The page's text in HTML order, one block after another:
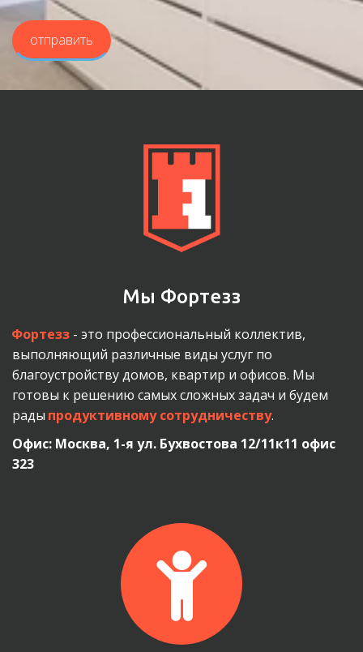
отправить
Мы Фортезз
Фортезз - это профессиональный коллектив,
выполняющий различные виды услуг по
благоустройству домов, квартир и офисов. Мы
готовы к решению самых сложных задач и будем
рады продуктивному сотрудничеству.
Офис: Москва, 1-я ул. Бухвостова 12/11к11 офис
323